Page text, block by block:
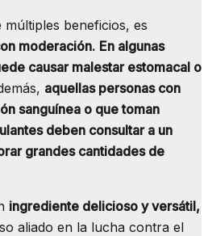
beneficios, es
moderación. En algunas
causar malestar estomacal o
aquellas personas con
sanguínea o que toman
deben consultar a un
grandes cantidades de
ingrediente delicioso y versátil,
aliado en la lucha contra el